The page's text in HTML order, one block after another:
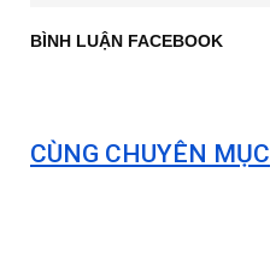
BÌNH LUẬN FACEBOOK
CÙNG CHUYÊN MỤC